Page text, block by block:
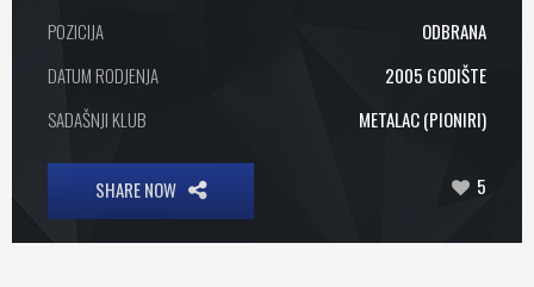
POZICIJA
ODBRANA
DATUM RODJENJA
2005 GODIŠTE
SADAŠNJI KLUB
METALAC (PIONIRI)
SHARE NOW 5